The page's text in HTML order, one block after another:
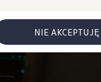
NIE AKCEPTUJĘ